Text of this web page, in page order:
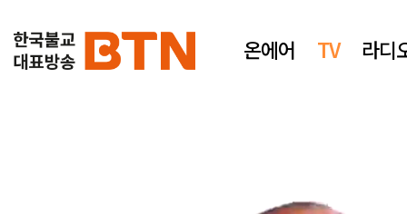
온에어 TV 라디